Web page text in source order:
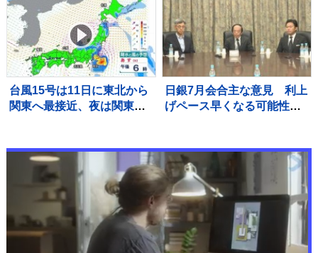
台風15号は11日に東北から
関東へ最接近、夜は関東や
注意【台風情報】
日銀7月会合主な意見 利上
げペース早くなる可能性言
アップする必要」